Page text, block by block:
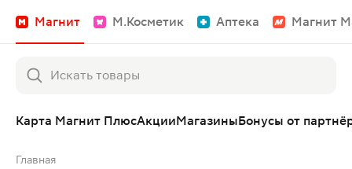
Магнит М.Косметик Аптека Магнит
Карта Магнит ПлюсАкцииМагазиныБонусы от
Главная